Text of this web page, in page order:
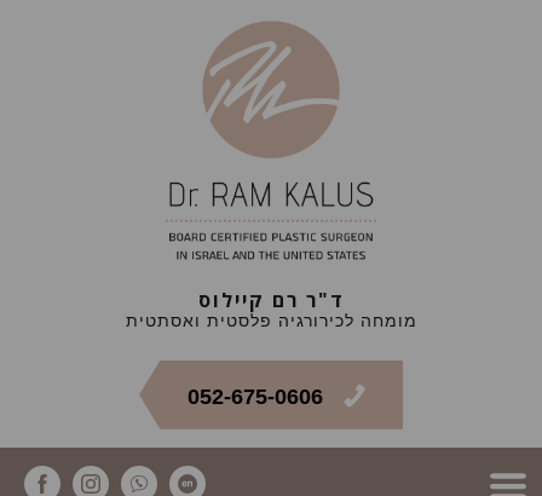
ד"ר רם קיילוס
מומחה לכירורגיה פלסטית ואסתטית
052-675-0606